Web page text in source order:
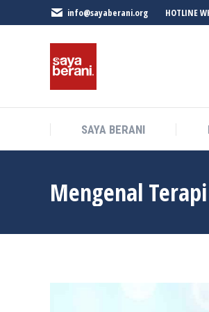
info@sayaberani.org HOTLINE
SAYA BERANI
Mengenal
SAYA BERANI